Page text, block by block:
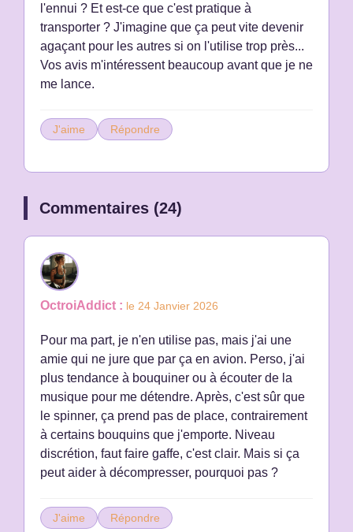
l'ennui ? Et est-ce que c'est pratique à
transporter ? J'imagine que ça peut vite devenir
agaçant pour les autres si on l'utilise trop près...
Vos avis m'intéressent beaucoup avant que je ne
me lance.
J'aime Répondre
Commentaires (24)
OctroiAddict : le 24 Janvier 2026
Pour ma part, je n'en utilise pas, mais j'ai une
amie qui ne jure que par ça en avion. Perso, j'ai
plus tendance à bouquiner ou à écouter de la
musique pour me détendre. Après, c'est sûr que
le spinner, ça prend pas de place, contrairement
à certains bouquins que j'emporte. Niveau
discrétion, faut faire gaffe, c'est clair. Mais si ça
peut aider à décompresser, pourquoi pas ?
J'aime Répondre